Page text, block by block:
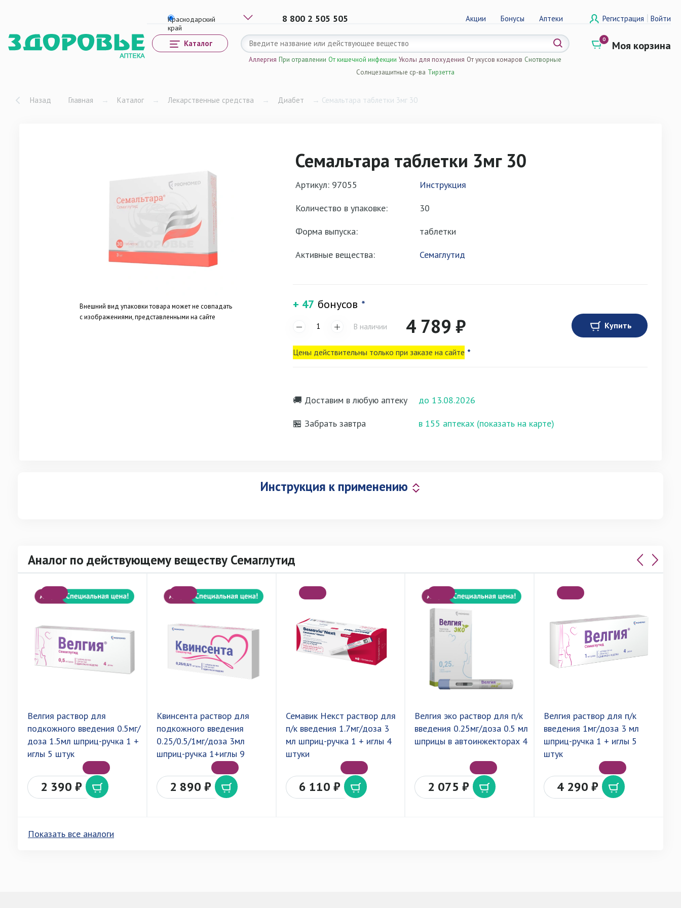
8 800 2 505 505 Акции Бонусы Аптеки Регистрация | Войти
0 Моя корзина
Каталог
Аллергия При отравлении От кишечной инфекции Уколы для похудения От укусов комаров Снотворные
Солнцезащитные ср-ва Тирзетта
Назад Главная → Каталог → Лекарственные средства → Диабет → Семальтара таблетки 3мг 30
Внешний вид упаковки товара может не совпадать
с изображениями, представленными на сайте
Семальтара таблетки 3мг 30
Артикул: 97055
Инструкция
Количество в упаковке:
30
Форма выпуска:
таблетки
Активные вещества:
Семаглутид
+ 47 бонусов *
В наличии 4 789 ₽ Купить
Цены действительны только при заказе на сайте *
🚚 Доставим в любую аптеку
до 13.08.2026
🏪 Забрать завтра
в 155 аптеках (показать на карте)
Инструкция к применению
Аналог по действующему веществу Семаглутид
Велгия раствор для
подкожного введения 0.5мг/
доза 1.5мл шприц-ручка 1 +
иглы 5 штук
2 390 ₽
Квинсента раствор для
подкожного введения
0.25/0.5/1мг/доза 3мл
шприц-ручка 1+иглы 9
2 890 ₽
Семавик Некст раствор для
п/к введения 1.7мг/доза 3
мл шприц-ручка 1 + иглы 4
штуки
6 110 ₽
Велгия эко раствор для п/к
введения 0.25мг/доза 0.5 мл
шприцы в автоинжекторах 4
2 075 ₽
Велгия раствор для п/к
введения 1мг/доза 3 мл
шприц-ручка 1 + иглы 5
штук
4 290 ₽
Показать все аналоги